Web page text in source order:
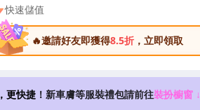
快速儲值
🔥邀請好友即獲得8.5折 ，立即領取
，更快捷 ！新車膚等服裝禮包請前往裝扮櫥窗 ↓